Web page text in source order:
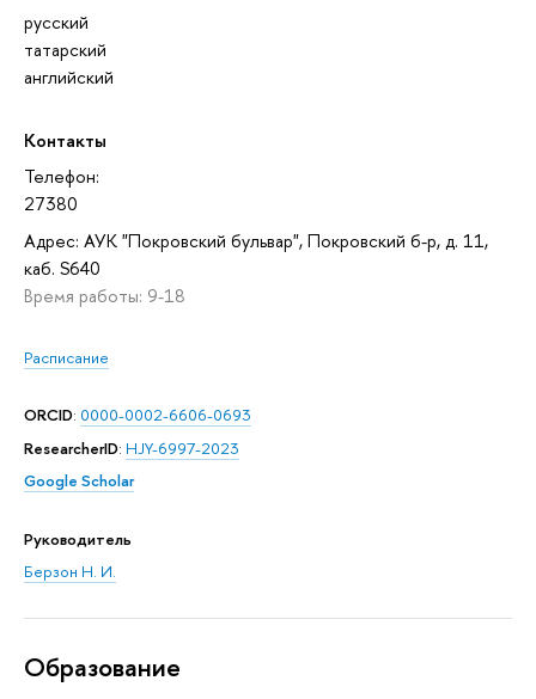
русский
татарский
английский
Контакты
Телефон:
27380
Адрес: АУК "Покровский бульвар", Покровский б-р, д. 11,
каб. S640
Время работы: 9-18
Расписание
ORCID: 0000-0002-6606-0693
ResearcherID: HJY-6997-2023
Google Scholar
Руководитель
Берзон Н. И.
Oбразование